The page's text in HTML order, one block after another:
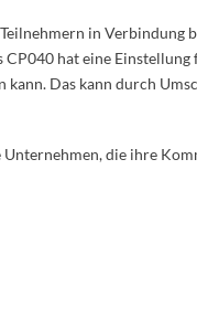
in Verbindung
hat eine
Das kann durch
die ihre